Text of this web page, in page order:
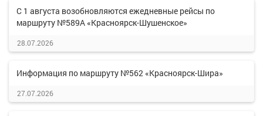
С 1 августа возобновляются ежедневные рейсы по
маршруту №589А «Красноярск-Шушенское»
28.07.2026
Информация по маршруту №562 «Красноярск-Шира»
27.07.2026